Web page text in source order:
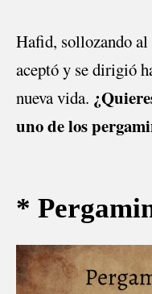
Hafid, sollozando al
aceptó y se dirigió
nueva vida.
uno de los
*